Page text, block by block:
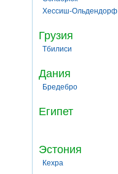
Хессиш-Ольдендорф
Грузия
Тбилиси
Дания
Бредебро
Египет
Эстония
Кехра